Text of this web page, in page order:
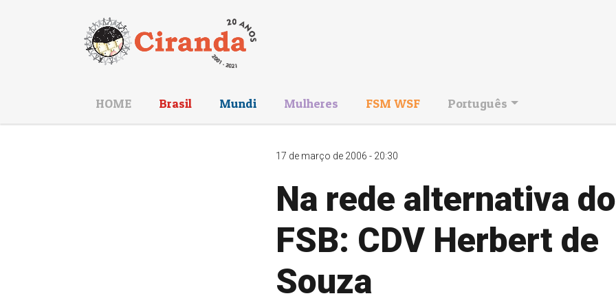
HOME Brasil Mundi Mulheres FSM WSF Português
17 de março de 2006 - 20:30
Na rede alternativa
FSB: CDV Herbert de
Souza